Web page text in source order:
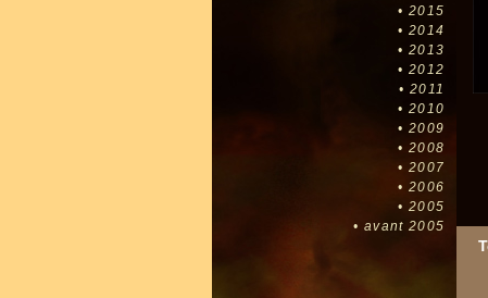
•2015
•2014
•2013
•2012
•2011
•2010
•2009
•2008
•2007
•2006
•2005
•avant 2005